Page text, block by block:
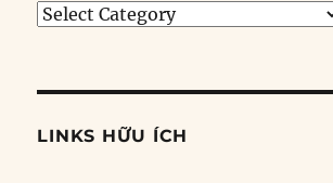
Tìm
đề
LINKS HỮU ÍCH